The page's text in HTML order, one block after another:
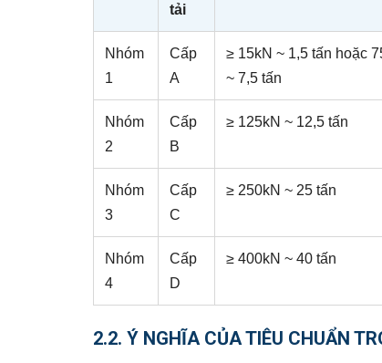
tải
Nhóm
1
Cấp
A
≥ 15kN ~ 1,5 tấn hoặc
~ 7,5 tấn
Nhóm
2
Cấp
B
≥ 125kN ~ 12,5 tấn
Nhóm
3
Cấp
C
≥ 250kN ~ 25 tấn
Nhóm
4
Cấp
D
≥ 400kN ~ 40 tấn
2.2. Ý NGHĨA CỦA TIÊU CHUẨN